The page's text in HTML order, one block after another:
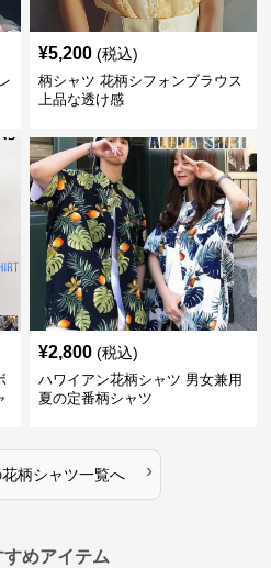
¥5,200 (税込)
柄シャツ 花柄シフォンブラウス
上品な透け感
¥2,800 (税込)
ハワイアン花柄シャツ 男女兼用
夏の定番柄シャツ
花柄シャツ一覧へ ›
めアイテム